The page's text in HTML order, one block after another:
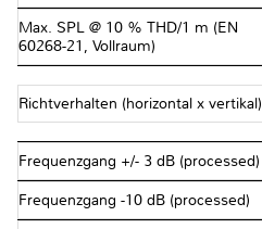
Max. SPL @ 10 % THD/1 m (EN
60268-21, Vollraum)
Richtverhalten (horizontal x vertikal)
Frequenzgang +/- 3 dB (processed)
Frequenzgang -10 dB (processed)